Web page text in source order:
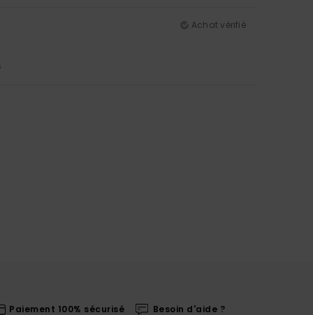
Achat vérifié
Paiement 100% sécurisé Besoin d'aide ?